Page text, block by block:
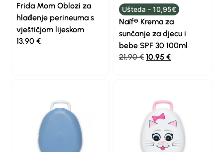
Frida Mom Oblozi za
hlađenje perineuma s
vještičjom lijeskom
13,90€
Ušteda - 10,95€
Naïf® Krema za
sunčanje za djecu i
bebe SPF 30 100ml
21,90€ 10,95 €